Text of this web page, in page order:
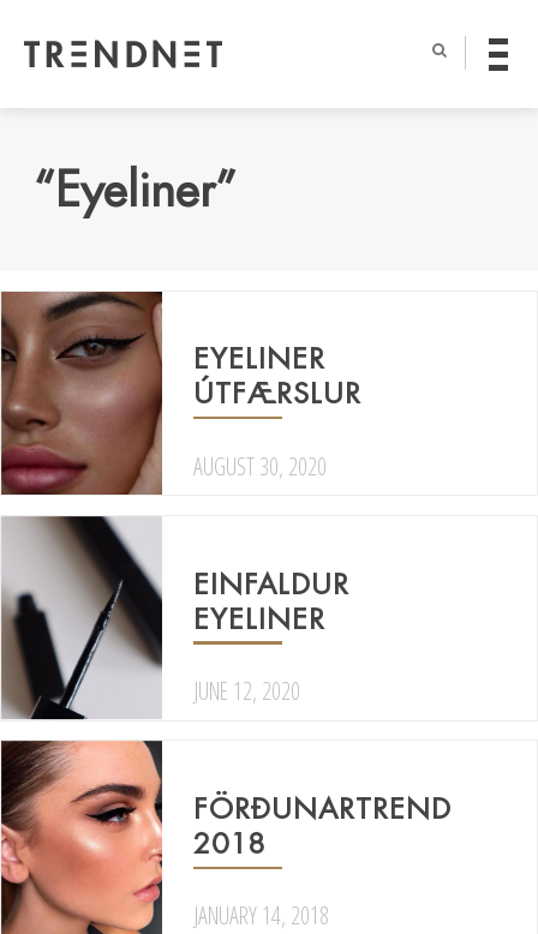
“Eyeliner”
EYELINER
ÚTFÆRSLUR
AUGUST 30, 2020
EINFALDUR
EYELINER
JUNE 12, 2020
FÖRÐUNARTREND
2018
JANUARY 14, 2018